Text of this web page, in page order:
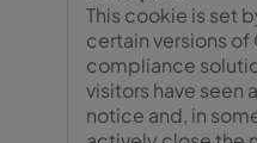
This cookie is set
certain versions of
compliance
visitors have seen
notice and, in